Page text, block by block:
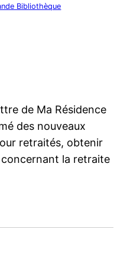
Bibliothèque
de Ma Résidence
des nouveaux
retraités, obtenir
la retraite